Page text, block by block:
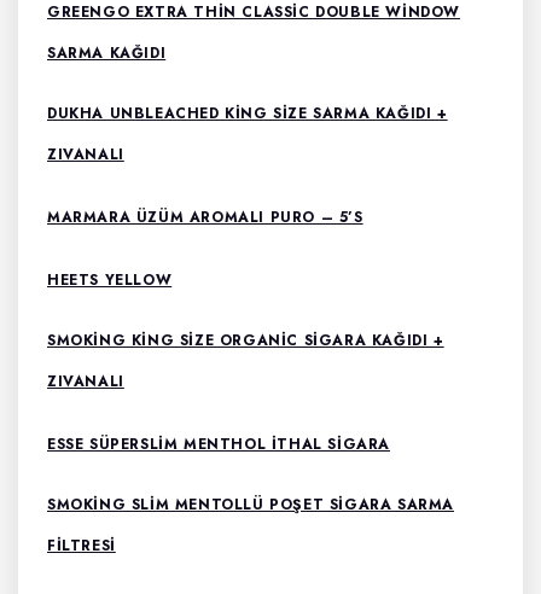
GREENGO EXTRA THIN CLASSIC DOUBLE WINDOW
SARMA KAĞIDI
DUKHA UNBLEACHED KING SIZE SARMA KAĞIDI +
ZIVANALI
MARMARA ÜZÜM AROMALI PURO – 5’S
HEETS YELLOW
SMOKING KING SIZE ORGANIC SIGARA KAĞIDI +
ZIVANALI
ESSE SÜPERSLIM MENTHOL ITHAL SIGARA
SMOKING SLIM MENTOLLÜ POŞET SIGARA SARMA
FILTRESI